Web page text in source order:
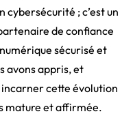
cybersécurité ; c’est un
de confiance
sécurisé et
avons appris, et
incarner cette évolution
mature et affirmée.